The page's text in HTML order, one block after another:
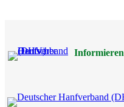
Informieren